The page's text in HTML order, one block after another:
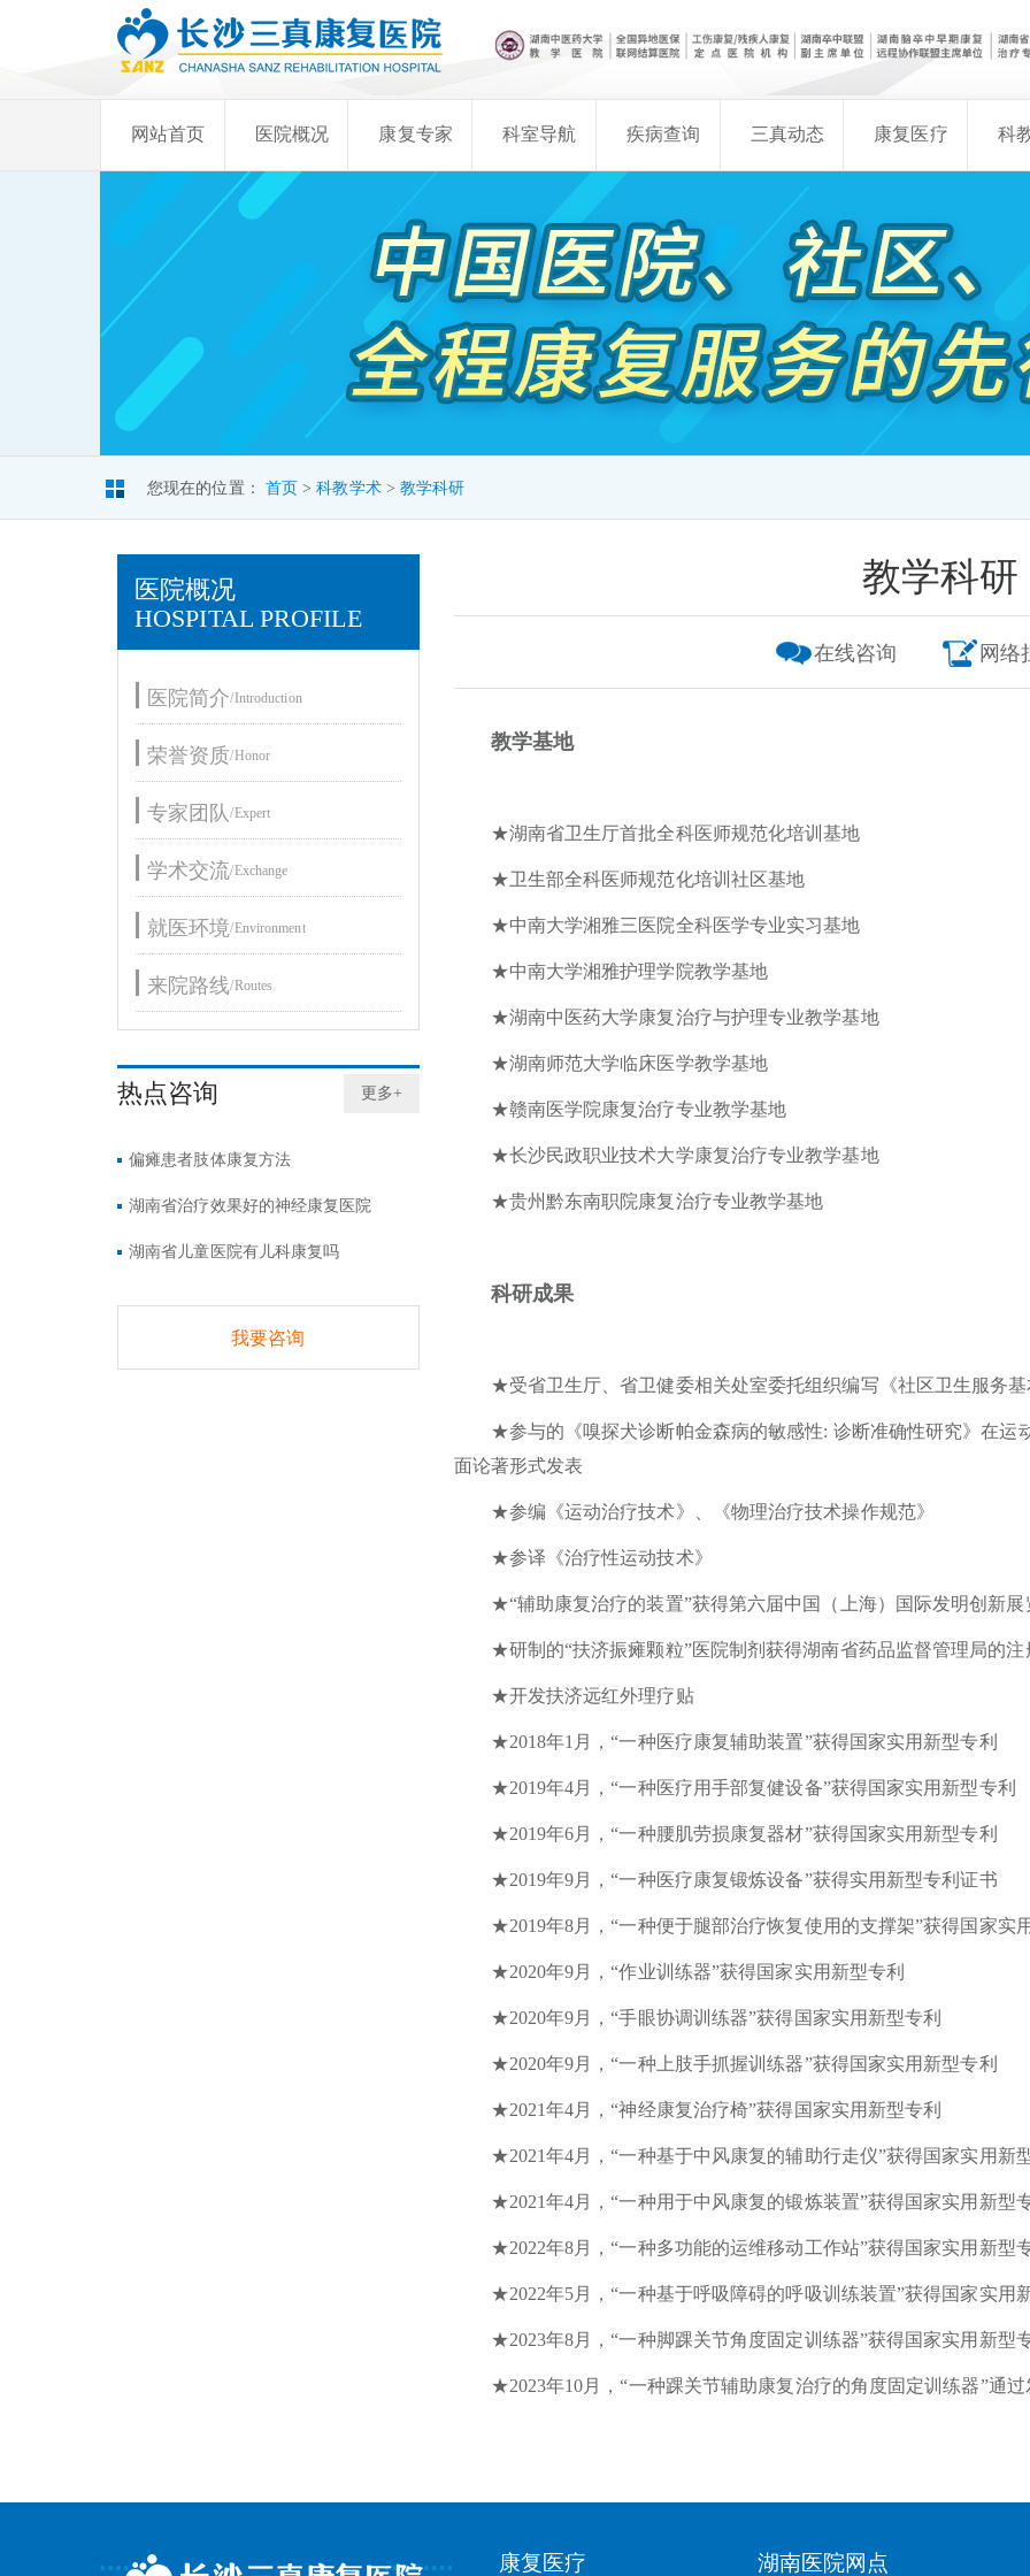
网站首页 医院概况 康复专家 科室导航 疾病查询 三真动态 康复医疗 科
您现在的位置： 首页 >科教学术>教学科研
医院概况
HOSPITAL PROFILE
医院简介/Introduction
荣誉资质/Honor
专家团队/Expert
学术交流/Exchange
就医环境/Environment
来院路线/Routes
热点咨询 更多+
偏瘫患者肢体康复方法
湖南省治疗效果好的神经康复医院
湖南省儿童医院有儿科康复吗
我要咨询
教学科研
在线咨询 网络
教学基地
★湖南省卫生厅首批全科医师规范化培训基地
★卫生部全科医师规范化培训社区基地
★中南大学湘雅三医院全科医学专业实习基地
★中南大学湘雅护理学院教学基地
★湖南中医药大学康复治疗与护理专业教学基地
★湖南师范大学临床医学教学基地
★赣南医学院康复治疗专业教学基地
★长沙民政职业技术大学康复治疗专业教学基地
★贵州黔东南职院康复治疗专业教学基地
科研成果
★受省卫生厅、省卫健委相关处室委托组织编写《社区卫生服务
★参与的《嗅探犬诊断帕金森病的敏感性: 诊断准确性研究》在运
面论著形式发表
★参编《运动治疗技术》、《物理治疗技术操作规范》
★参译《治疗性运动技术》
★“辅助康复治疗的装置”获得第六届中国（上海）国际发明创新展
★研制的“扶济振瘫颗粒”医院制剂获得湖南省药品监督管理局的注
★开发扶济远红外理疗贴
★2018年1月，“一种医疗康复辅助装置”获得国家实用新型专利
★2019年4月，“一种医疗用手部复健设备”获得国家实用新型专利
★2019年6月，“一种腰肌劳损康复器材”获得国家实用新型专利
★2019年9月，“一种医疗康复锻炼设备”获得实用新型专利证书
★2019年8月，“一种便于腿部治疗恢复使用的支撑架”获得国家实
★2020年9月，“作业训练器”获得国家实用新型专利
★2020年9月，“手眼协调训练器”获得国家实用新型专利
★2020年9月，“一种上肢手抓握训练器”获得国家实用新型专利
★2021年4月，“神经康复治疗椅”获得国家实用新型专利
★2021年4月，“一种基于中风康复的辅助行走仪”获得国家实用新
★2021年4月，“一种用于中风康复的锻炼装置”获得国家实用新型
★2022年8月，“一种多功能的运维移动工作站”获得国家实用新型
★2022年5月，“一种基于呼吸障碍的呼吸训练装置”获得国家实用
★2023年8月，“一种脚踝关节角度固定训练器”获得国家实用新型
★2023年10月，“一种踝关节辅助康复治疗的角度固定训练器”通
康复医疗 湖南医院网点